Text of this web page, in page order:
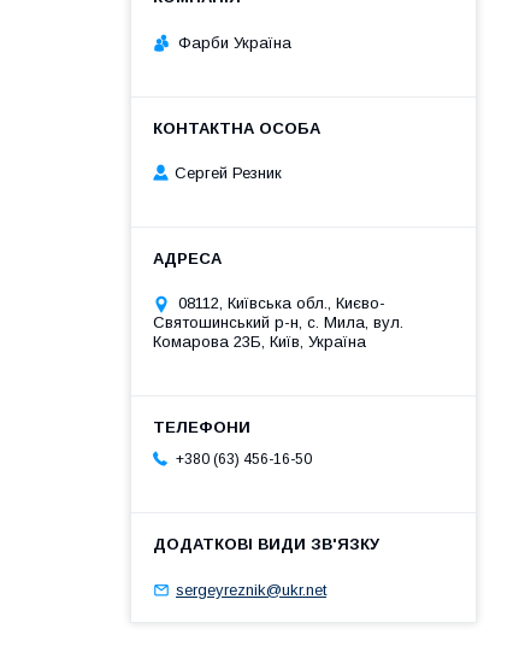
Фарби Україна
Сергей Резник
08112, Київська обл., Києво-
Святошинський р-н, с. Мила, вул.
Комарова 23Б, Київ, Україна
+380 (63) 456-16-50
sergeyreznik@ukr.net